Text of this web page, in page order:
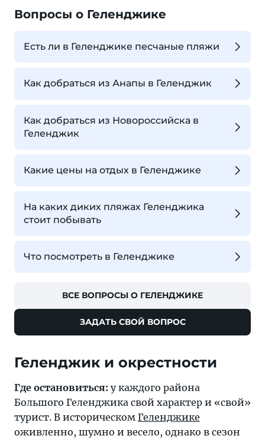
Вопросы о Геленджике
Есть ли в Геленджике песчаные пляжи
Как добраться из Анапы в Геленджик
Как добраться из Новороссийска в
Геленджик
Какие цены на отдых в Геленджике
На каких диких пляжах Геленджика
стоит побывать
Что посмотреть в Геленджике
ВСЕ ВОПРОСЫ О ГЕЛЕНДЖИКЕ
ЗАДАТЬ СВОЙ ВОПРОС
Где остановиться: у каждого района
Большого Геленджика свой характер и «свой»
турист. В историческом Геленджике
оживленно, шумно и весело, однако в сезон